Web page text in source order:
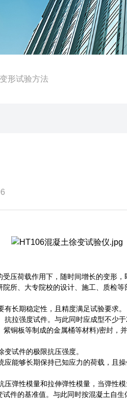
形试验方法
压荷载作用下，随时间增长的变形
所、大专院校的设计、施工、质检等
长期稳定性，且精度满足试验要求。
拉强度试件。与此同时应成型不少
铜板等制成的金属桶等材料)密封
试件的极限抗压强度。
能够长期保持已知应力的荷载，且
弹性模量和拉伸弹性模量，当弹性
件的基准值。与此同时按混凝土自生